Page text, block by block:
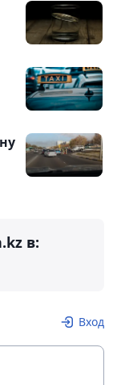
в:
Вход